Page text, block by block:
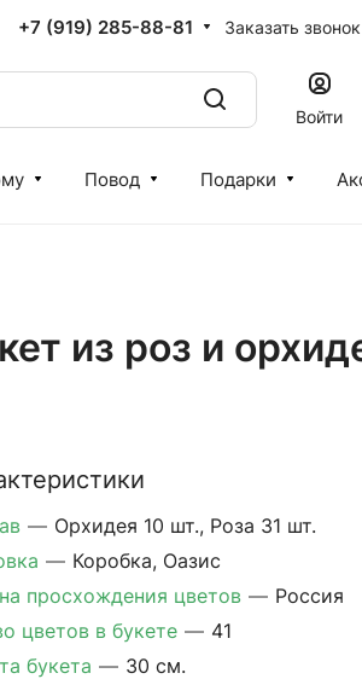
+7 (919) 285-88-81 Заказать звонок
Войти
Повод Подарки
из роз и
— Орхидея 10 шт., Роза 31 шт.
— Коробка, Оазис
просхождения цветов — Россия
цветов в букете — 41
букета — 30 см.